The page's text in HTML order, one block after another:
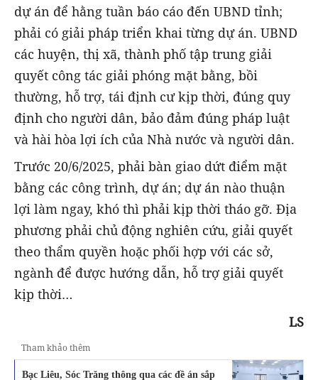
dự án để hằng tuần báo cáo đến UBND tỉnh;
phải có giải pháp triển khai từng dự án. UBND
các huyện, thị xã, thành phố tập trung giải
quyết công tác giải phóng mặt bằng, bồi
thường, hỗ trợ, tái định cư kịp thời, đúng quy
định cho người dân, bảo đảm đúng pháp luật
và hài hòa lợi ích của Nhà nước và người dân.
Trước 20/6/2025, phải bàn giao dứt điểm mặt
bằng các công trình, dự án; dự án nào thuận
lợi làm ngay, khó thì phải kịp thời tháo gỡ. Địa
phương phải chủ động nghiên cứu, giải quyết
theo thẩm quyền hoặc phối hợp với các sở,
ngành để được hướng dẫn, hỗ trợ giải quyết
kịp thời…
LS
Tham khảo thêm
Bạc Liêu, Sóc Trăng thông qua các đề án sắp